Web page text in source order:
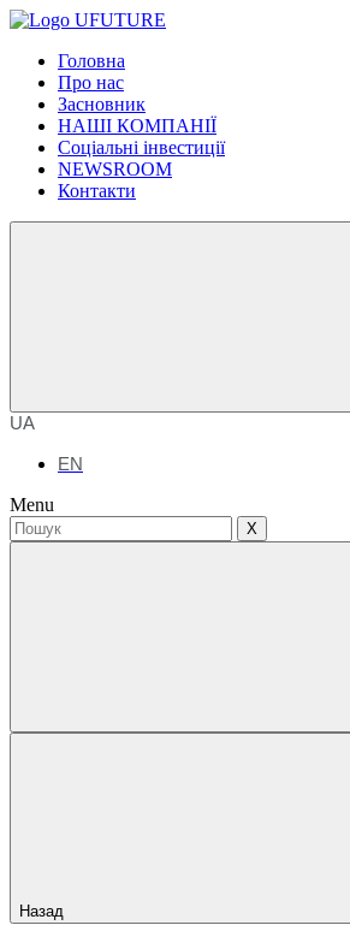
Головна
Про нас
Засновник
НАШІ КОМПАНІЇ
Соціальні інвестиції
NEWSROOM
Контакти
UA
EN
Menu
X
Назад